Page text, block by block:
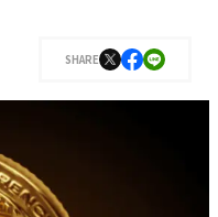
SHARE